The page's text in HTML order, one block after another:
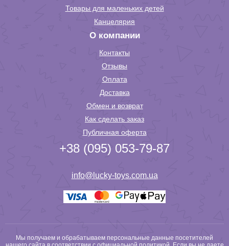
Товары для маленьких детей
Канцелярия
О компании
Контакты
Отзывы
Оплата
Доставка
Обмен и возврат
Как сделать заказ
Публичная оферта
+38 (095) 053-79-87
info@lucky-toys.com.ua
Мы получаем и обрабатываем персональные данные посетителей